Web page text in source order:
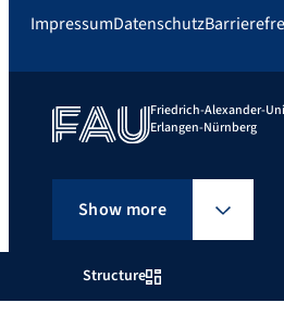
Structure
ImpressumDatenschutz
Friedrich-Alexander-
Erlangen-Nürnberg
Show more